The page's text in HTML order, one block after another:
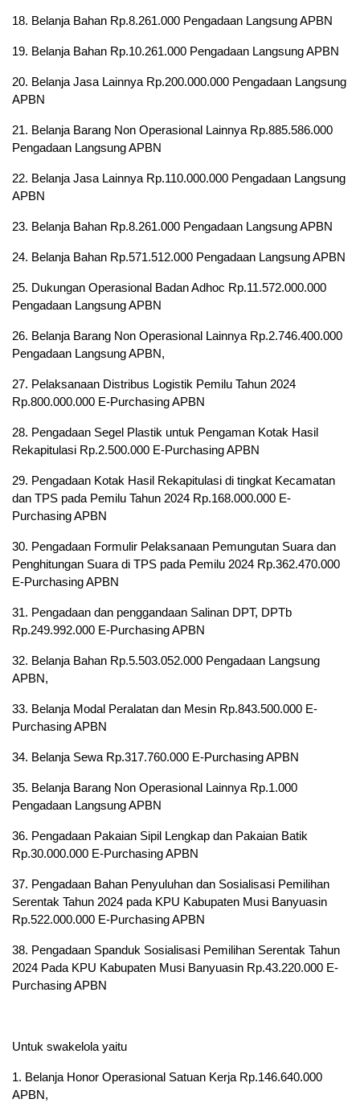
18. Belanja Bahan Rp.8.261.000 Pengadaan Langsung APBN
19. Belanja Bahan Rp.10.261.000 Pengadaan Langsung APBN
20. Belanja Jasa Lainnya Rp.200.000.000 Pengadaan Langsung
APBN
21. Belanja Barang Non Operasional Lainnya Rp.885.586.000
Pengadaan Langsung APBN
22. Belanja Jasa Lainnya Rp.110.000.000 Pengadaan Langsung
APBN
23. Belanja Bahan Rp.8.261.000 Pengadaan Langsung APBN
24. Belanja Bahan Rp.571.512.000 Pengadaan Langsung APBN
25. Dukungan Operasional Badan Adhoc Rp.11.572.000.000
Pengadaan Langsung APBN
26. Belanja Barang Non Operasional Lainnya Rp.2.746.400.000
Pengadaan Langsung APBN,
27. Pelaksanaan Distribus Logistik Pemilu Tahun 2024
Rp.800.000.000 E-Purchasing APBN
28. Pengadaan Segel Plastik untuk Pengaman Kotak Hasil
Rekapitulasi Rp.2.500.000 E-Purchasing APBN
29. Pengadaan Kotak Hasil Rekapitulasi di tingkat Kecamatan
dan TPS pada Pemilu Tahun 2024 Rp.168.000.000 E-
Purchasing APBN
30. Pengadaan Formulir Pelaksanaan Pemungutan Suara dan
Penghitungan Suara di TPS pada Pemilu 2024 Rp.362.470.000
E-Purchasing APBN
31. Pengadaan dan penggandaan Salinan DPT, DPTb
Rp.249.992.000 E-Purchasing APBN
32. Belanja Bahan Rp.5.503.052.000 Pengadaan Langsung
APBN,
33. Belanja Modal Peralatan dan Mesin Rp.843.500.000 E-
Purchasing APBN
34. Belanja Sewa Rp.317.760.000 E-Purchasing APBN
35. Belanja Barang Non Operasional Lainnya Rp.1.000
Pengadaan Langsung APBN
36. Pengadaan Pakaian Sipil Lengkap dan Pakaian Batik
Rp.30.000.000 E-Purchasing APBN
37. Pengadaan Bahan Penyuluhan dan Sosialisasi Pemilihan
Serentak Tahun 2024 pada KPU Kabupaten Musi Banyuasin
Rp.522.000.000 E-Purchasing APBN
38. Pengadaan Spanduk Sosialisasi Pemilihan Serentak Tahun
2024 Pada KPU Kabupaten Musi Banyuasin Rp.43.220.000 E-
Purchasing APBN
Untuk swakelola yaitu
1. Belanja Honor Operasional Satuan Kerja Rp.146.640.000
APBN,